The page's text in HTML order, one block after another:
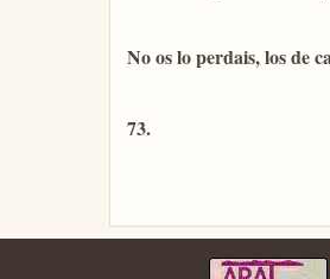
No os lo perdais, los de
73.